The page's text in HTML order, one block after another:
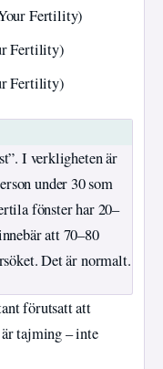
Fertility)
Fertility)
Fertility)
I verkligheten är
under 30 som
fönster har 20–
att 70–80
Det är normalt.
förutsatt att
är tajming – inte